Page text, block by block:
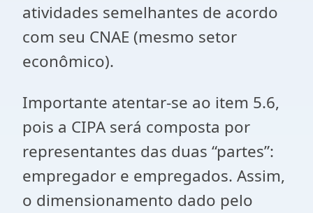
atividades semelhantes de acordo
com seu CNAE (mesmo setor
econômico).
Importante atentar-se ao item 5.6,
pois a CIPA será composta por
representantes das duas “partes”:
empregador e empregados. Assim,
o dimensionamento dado pelo